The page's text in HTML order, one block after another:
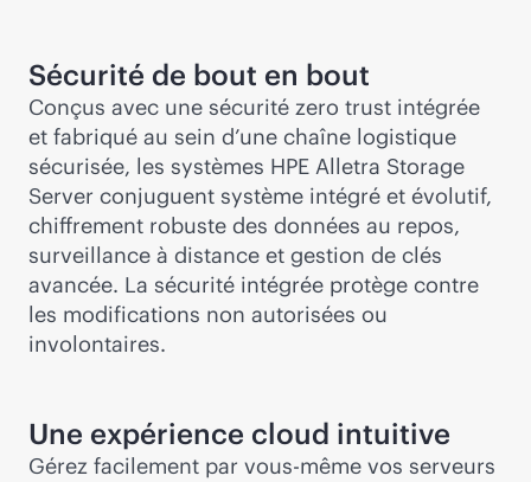
Sécurité de bout en bout
Conçus avec une sécurité zero trust intégrée
et fabriqué au sein d’une chaîne logistique
sécurisée, les systèmes HPE Alletra Storage
Server conjuguent système intégré et évolutif,
chiffrement robuste des données au repos,
surveillance à distance et gestion de clés
avancée. La sécurité intégrée protège contre
les modifications non autorisées ou
involontaires.
Une expérience cloud intuitive
Gérez facilement par vous-même vos serveurs